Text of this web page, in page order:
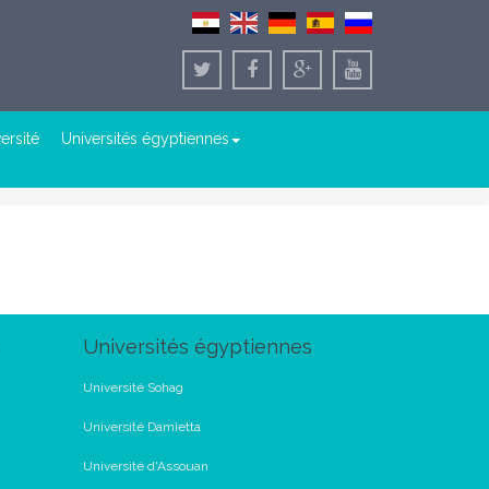
Universités égyptiennes
Universités égyptiennes
Université Sohag
Université Damietta
Université d'Assouan